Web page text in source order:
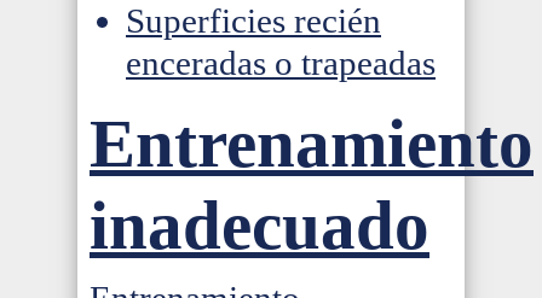
Superficies recién
enceradas o trapeadas
Entrenamiento
inadecuado